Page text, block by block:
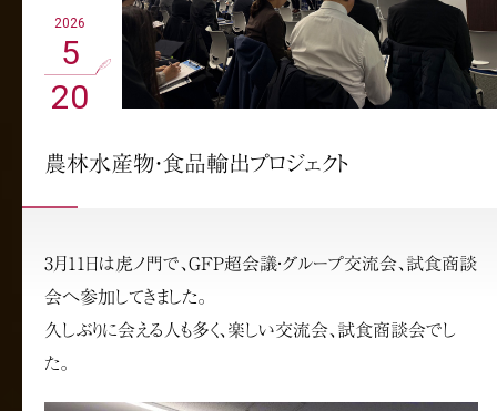
2026
5
20
農林水産物・食品輸出プロジェクト
3月11日は虎ノ門で、GFP超会議・グループ交流会、試食商談
会へ参加してきました。
久しぶりに会える人も多く、楽しい交流会、試食商談会でし
た。